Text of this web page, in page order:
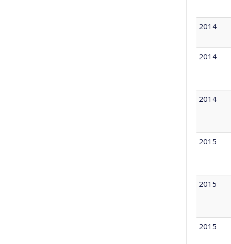
2014
2014
2014
2015
2015
2015